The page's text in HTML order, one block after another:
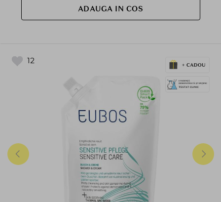
ADAUGA IN COS
12